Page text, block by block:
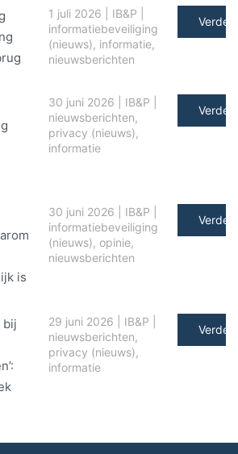
1 juli 2026 IB&P
informatiebeveiliging
(nieuws), informatie,
nieuwsberichten
Verder
30 juni 2026 IB&P
nieuwsberichten,
privacy (nieuws),
informatie
Verder
is
30 juni 2026 IB&P
informatiebeveiliging
(nieuws), opinie,
nieuwsberichten
Verder
bij
29 juni 2026 IB&P
nieuwsberichten,
privacy (nieuws),
informatie
Verder